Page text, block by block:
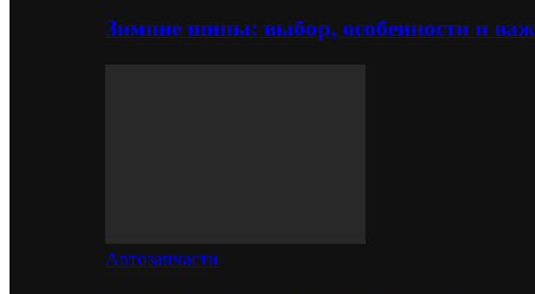
Зимние шины: выбор, особенности и
Автозапчасти